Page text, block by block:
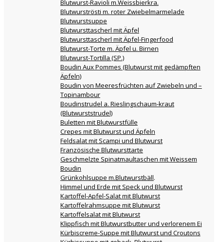
Blutwurst-Ravioli m.Weissbierkra.
Blutwurströsti m. roter Zwiebelmarmelade
Blutwurstsuppe
Blutwursttascherl mit Äpfel
Blutwursttascherl mit Äpfel-Fingerfood
Blutwurst-Torte m. Äpfel u. Birnen
Blutwurst-Tortilla (SP.)
Boudin Aux Pommes (Blutwurst mit gedämpften
Äpfeln)
Boudin von Meeresfrüchten auf Zwiebeln und –
Topinambour
Boudinstrudel a. Rieslingschaum-kraut
(Blutwurststrudel)
Buletten mit Blutwurstfülle
Crepes mit Blutwurst und Äpfeln
Feldsalat mit Scampi und Blutwurst
Französische Blutwursttarte
Geschmelzte Spinatmaultaschen mit Weissem
Boudin
Grünkohlsuppe m.Blutwurstbäll.
Himmel und Erde mit Speck und Blutwurst
Kartoffel-Apfel-Salat mit Blutwurst
Kartoffelrahmsuppe mit Blutwurst
Kartoffelsalat mit Blutwurst
Klippfisch mit Blutwurstbutter und verlorenem Ei
Kürbiscreme-Suppe mit Blutwurst und Croutons